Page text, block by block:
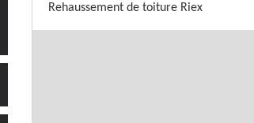
Rehaussement de toiture Riex